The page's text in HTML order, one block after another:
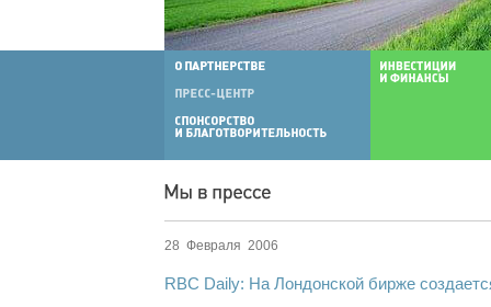
28 Февраля 2006
RBC Daily: На Лондонской бирже